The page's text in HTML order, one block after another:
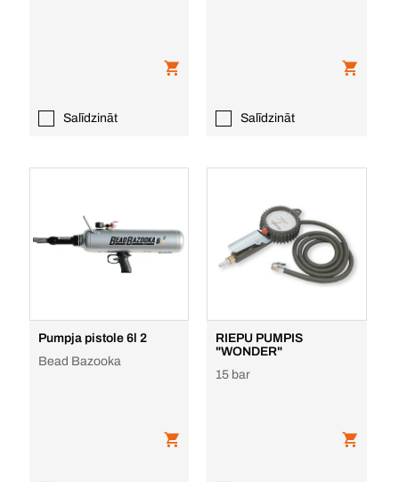
Salīdzināt Salīdzināt
Pumpja pistole 6l 2
Bead Bazooka
RIEPU PUMPIS
"WONDER"
15 bar